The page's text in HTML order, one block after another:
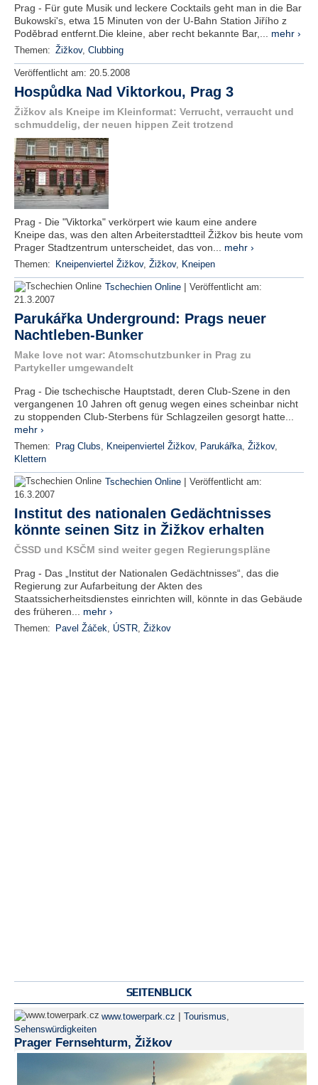
Prag - Für gute Musik und leckere Cocktails geht man in die Bar
Bukowski's, etwa 15 Minuten von der U-Bahn Station Jiřího z
Poděbrad entfernt.Die kleine, aber recht bekannte Bar,... mehr ›
Themen: Žižkov, Clubbing
Veröffentlicht am: 20.5.2008
Hospůdka Nad Viktorkou, Prag 3
Žižkov als Kneipe im Kleinformat: Verrucht, verraucht und
schmuddelig, der neuen hippen Zeit trotzend
Prag - Die "Viktorka" verkörpert wie kaum eine andere
Kneipe das, was den alten Arbeiterstadtteil Žižkov bis heute vom
Prager Stadtzentrum unterscheidet, das von... mehr ›
Themen: Kneipenviertel Žižkov, Žižkov, Kneipen
Tschechien Online | Veröffentlicht am:
21.3.2007
Parukářka Underground: Prags neuer
Nachtleben-Bunker
Make love not war: Atomschutzbunker in Prag zu
Partykeller umgewandelt
Prag - Die tschechische Hauptstadt, deren Club-Szene in den
vergangenen 10 Jahren oft genug wegen eines scheinbar nicht
zu stoppenden Club-Sterbens für Schlagzeilen gesorgt hatte...
mehr ›
Themen: Prag Clubs, Kneipenviertel Žižkov, Parukářka, Žižkov,
Klettern
Tschechien Online | Veröffentlicht am:
16.3.2007
Institut des nationalen Gedächtnisses
könnte seinen Sitz in Žižkov erhalten
ČSSD und KSČM sind weiter gegen Regierungspläne
Prag - Das „Institut der Nationalen Gedächtnisses“, das die
Regierung zur Aufarbeitung der Akten des
Staatssicherheitsdienstes einrichten will, könnte in das Gebäude
des früheren... mehr ›
Themen: Pavel Žáček, ÚSTR, Žižkov
SEITENBLICK
www.towerpark.cz | Tourismus,
Sehenswürdigkeiten
Prager Fernsehturm, Žižkov